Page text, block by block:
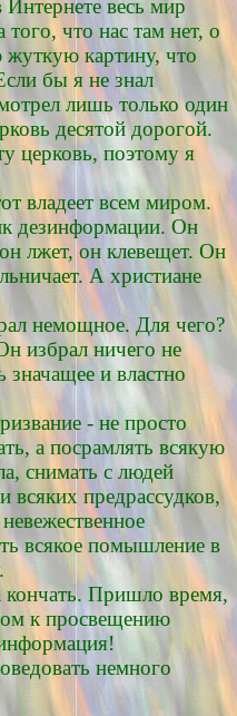
весь мир
что нас там нет, о
жуткую картину, что
бы я не знал
лишь только один
десятой дорогой.
церковь, поэтому я
владеет всем миром.
дезинформации. Он
лжет, он клевещет. Он
А христиане
немощное. Для чего?
избрал ничего не
и властно
- не просто
а посрамлять всякую
снимать с людей
всяких предрассудков,
всякое помышление в
Пришло время,
к просвещению
немного